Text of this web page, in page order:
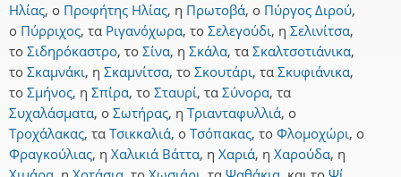
Ηλίας, ο Προφήτης Ηλίας, η Πρωτοβά, ο Πύργος Διρού,
ο Πύρριχος, τα Ριγανόχωρα, το Σελεγούδι, η Σελινίτσα,
το Σιδηρόκαστρο, το Σίνα, η Σκάλα, τα Σκαλτσοτιάνικα,
το Σκαμνάκι, η Σκαμνίτσα, το Σκουτάρι, τα Σκυφιάνικα,
το Σμήνος, η Σπίρα, το Σταυρί, τα Σύνορα, τα
Συχαλάσματα, ο Σωτήρας, η Τριανταφυλλιά, ο
Τροχάλακας, τα Τσικκαλιά, ο Τσόπακας, το Φλομοχώρι, ο
Φραγκούλιας, η Χαλικιά Βάττα, η Χαριά, η Χαρούδα, η